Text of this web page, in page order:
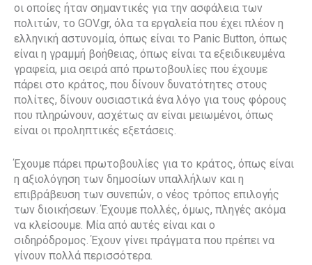
οι οποίες ήταν σημαντικές για την ασφάλεια των
πολιτών, το GΟV.gr, όλα τα εργαλεία που έχει πλέον η
ελληνική αστυνομία, όπως είναι το Panic Button, όπως
είναι η γραμμή βοήθειας, όπως είναι τα εξειδικευμένα
γραφεία, μια σειρά από πρωτοβουλίες που έχουμε
πάρει στο κράτος, που δίνουν δυνατότητες στους
πολίτες, δίνουν ουσιαστικά ένα λόγο για τους φόρους
που πληρώνουν, ασχέτως αν είναι μειωμένοι, όπως
είναι οι προληπτικές εξετάσεις.
Έχουμε πάρει πρωτοβουλίες για το κράτος, όπως είναι
η αξιολόγηση των δημοσίων υπαλλήλων και η
επιβράβευση των συνεπών, ο νέος τρόπος επιλογής
των διοικήσεων. Έχουμε πολλές, όμως, πληγές ακόμα
να κλείσουμε. Μία από αυτές είναι και ο
σιδηρόδρομος. Έχουν γίνει πράγματα που πρέπει να
γίνουν πολλά περισσότερα.